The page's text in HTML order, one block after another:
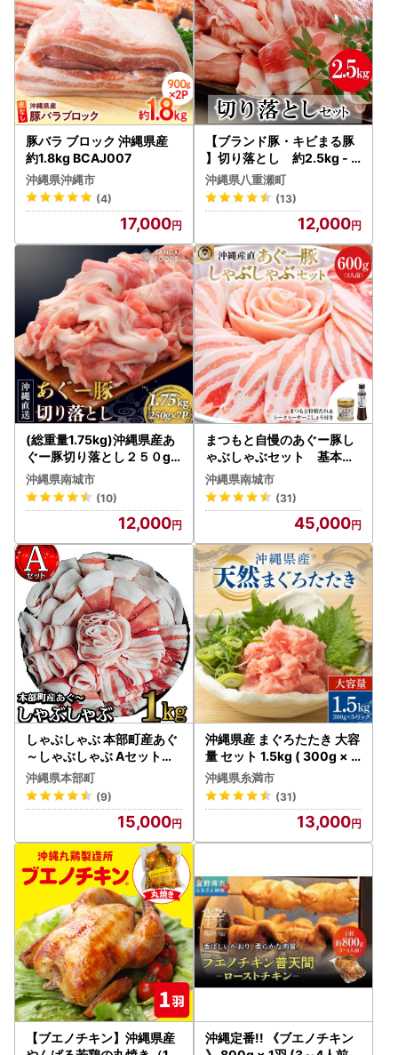
豚バラ ブロック 沖縄県産
約1.8kg BCAJ007
沖縄県沖縄市
(4)
17,000
【ブランド豚・キビまる豚
】切り落とし 約2.5kg -
豚肉 小分け 500gずつ 部位
混合 色々楽しめる 人気 し
ょうが焼き 肉じゃが 豚丼
豚キムチ 肉巻き アレンジ
色々 人気 ブランド豚 おす
すめ 沖縄県 八重瀬町【価格
改定】
沖縄県八重瀬町
(13)
12,000
(総重量1.75kg)沖縄県産あ
ぐー豚切り落とし２５０g×
７パック●
沖縄県南城市
(10)
12,000
まつもと自慢のあぐー豚し
ゃぶしゃぶセット 基本セ
ット（3人前)
沖縄県南城市
(31)
45,000
しゃぶしゃぶ 本部町産あぐ
～しゃぶしゃぶ Aセット（1
kg）
沖縄県本部町
(9)
15,000
沖縄県産 まぐろたたき 大容
量 セット 1.5kg ( 300g × 5
パック ) まぐろ ネギトロ 国
産マグロ 小分け マグロ た
たき まぐろのたたき ねぎと
ろ 沖縄 天然 鮪 産地直送 冷
凍 1.5キロ 国産 個包装 130
丼 軍艦巻き 海鮮丼 お寿司
海鮮 101-2
沖縄県糸満市
(31)
13,000
【ブエノチキン】沖縄県産
沖縄定番!! 《ブエノチキン